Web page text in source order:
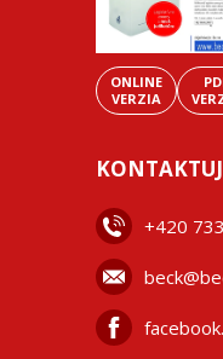
ONLINE
VERZIA
+420